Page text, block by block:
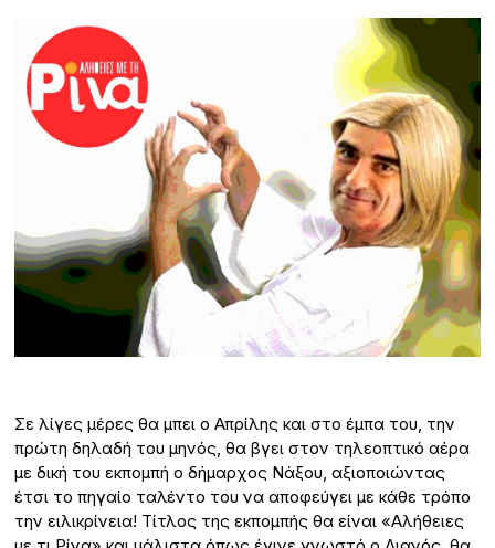
Σε λίγες μέρες θα μπει ο Απρίλης και στο έμπα του, την
πρώτη δηλαδή του μηνός, θα βγει στον τηλεοπτικό αέρα
με δική του εκπομπή ο δήμαρχος Νάξου, αξιοποιώντας
έτσι το πηγαίο ταλέντο του να αποφεύγει με κάθε τρόπο
την ειλικρίνεια! Τίτλος της εκπομπής θα είναι «Αλήθειες